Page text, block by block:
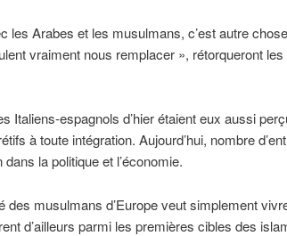
les Arabes et les musulmans, c’est autre
vraiment nous remplacer », rétorqueront
Italiens-espagnols d’hier étaient eux aussi
à toute intégration. Aujourd’hui, nombre
la politique et l’économie.
des musulmans d’Europe veut simplement
d’ailleurs parmi les premières cibles des